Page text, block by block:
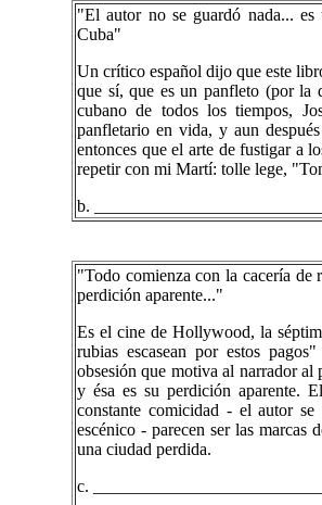
"El autor no se guardó nada...
Cuba"
Un crítico español dijo que este
que sí, que es un panfleto (por la
cubano de todos los tiempos,
panfletario en vida, y aun
entonces que el arte de fustigar a
repetir con mi Martí: tolle lege,
b.
"Todo comienza con la cacería de
perdición aparente..."
Es el cine de Hollywood, la
rubias escasean por estos
obsesión que motiva al narrador al
y ésa es su perdición aparente.
constante comicidad - el autor
escénico - parecen ser las marcas
una ciudad perdida.
c.